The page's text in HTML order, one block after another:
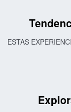
ESTAS